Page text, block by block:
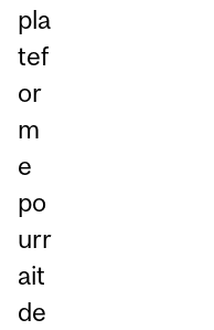
pla
tef
or
m
e
po
urr
ait
de